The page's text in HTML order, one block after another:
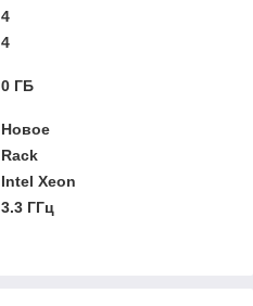
4
4
0 ГБ
Новое
Rack
Intel Xeon
3.3 ГГц